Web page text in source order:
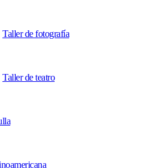
Taller de fotografía
Taller de teatro